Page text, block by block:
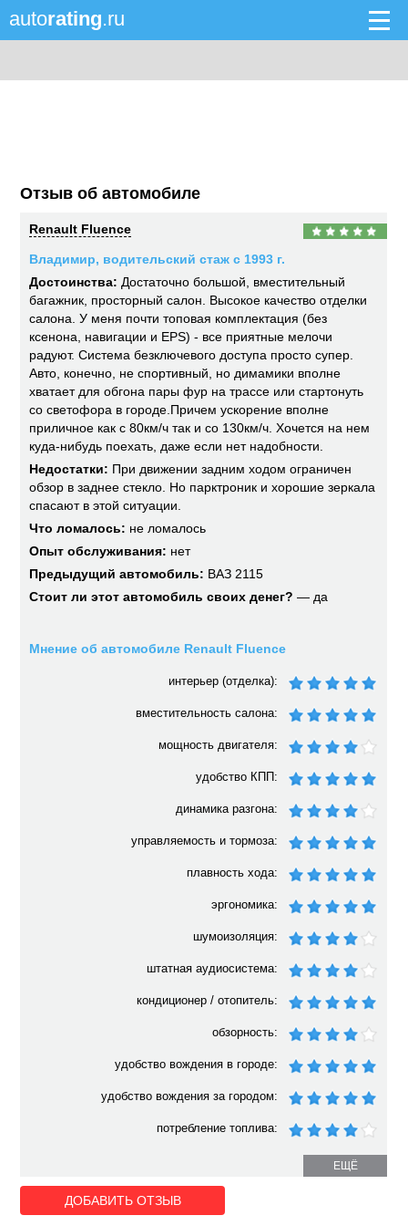
autorating.ru
Отзыв об автомобиле
Renault Fluence
Владимир, водительский стаж с 1993 г.
Достоинства: Достаточно большой, вместительный
багажник, просторный салон. Высокое качество отделки
салона. У меня почти топовая комплектация (без
ксенона, навигации и EPS) - все приятные мелочи
радуют. Система безключевого доступа просто супер.
Авто, конечно, не спортивный, но димамики вполне
хватает для обгона пары фур на трассе или стартонуть
со светофора в городе.Причем ускорение вполне
приличное как с 80км/ч так и со 130км/ч. Хочется на нем
куда-нибудь поехать, даже если нет надобности.
Недостатки: При движении задним ходом ограничен
обзор в заднее стекло. Но парктроник и хорошие зеркала
спасают в этой ситуации.
Что ломалось: не ломалось
Опыт обслуживания: нет
Предыдущий автомобиль: ВАЗ 2115
Стоит ли этот автомобиль своих денег? — да
Мнение об автомобиле Renault Fluence
интерьер (отделка):
вместительность салона:
мощность двигателя:
удобство КПП:
динамика разгона:
управляемость и тормоза:
плавность хода:
эргономика:
шумоизоляция:
штатная аудиосистема:
кондиционер / отопитель:
обзорность:
удобство вождения в городе:
удобство вождения за городом:
потребление топлива:
ЕЩЁ
ДОБАВИТЬ ОТЗЫВ